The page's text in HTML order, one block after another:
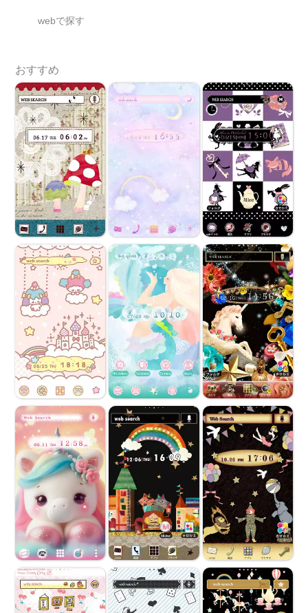
webで探す
おすすめ